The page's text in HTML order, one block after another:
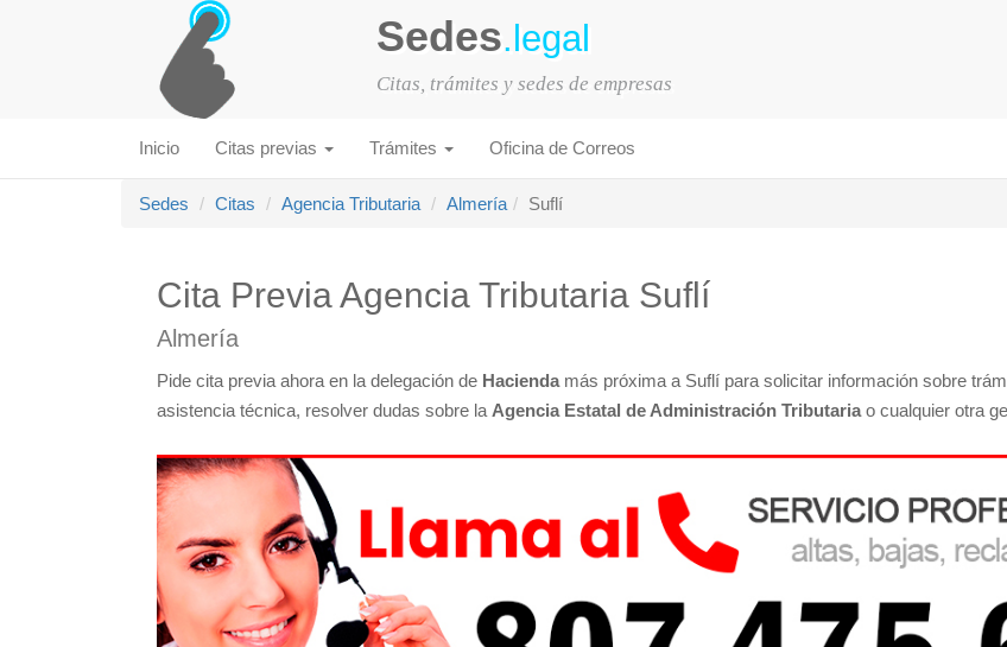
Sedes.legal
Citas, trámites y sedes de empresas
Inicio Citas previas Trámites Oficina de Correos
Sedes Citas Agencia Tributaria Almería Suflí
Cita Previa Agencia Tributaria Suflí
Almería
Pide cita previa ahora en la delegación de Hacienda más próxima a Suflí para solicitar información sobre
asistencia técnica, resolver dudas sobre la Agencia Estatal de Administración Tributaria o cualquier otra